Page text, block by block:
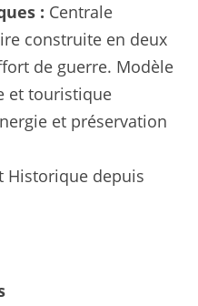
: Centrale
construite en deux
de guerre. Modèle
et touristique
et préservation
Historique depuis